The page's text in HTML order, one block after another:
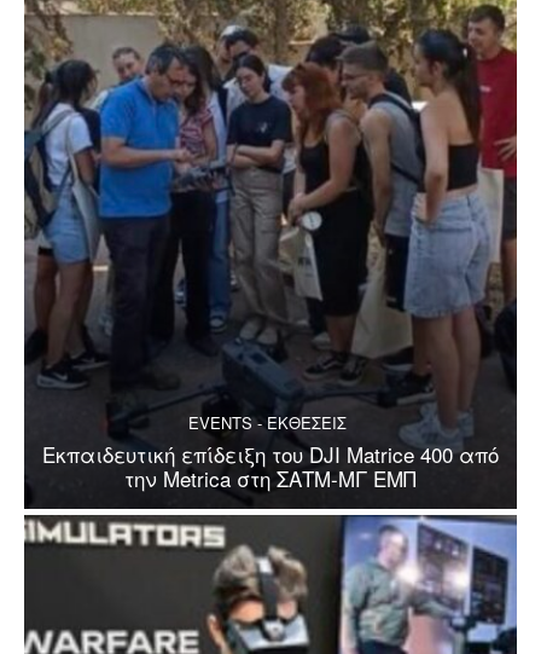
EVENTS - ΕΚΘΕΣΕΙΣ
Εκπαιδευτική επίδειξη του DJI Matrice 400 από
την Metrica στη ΣΑΤΜ-ΜΓ ΕΜΠ